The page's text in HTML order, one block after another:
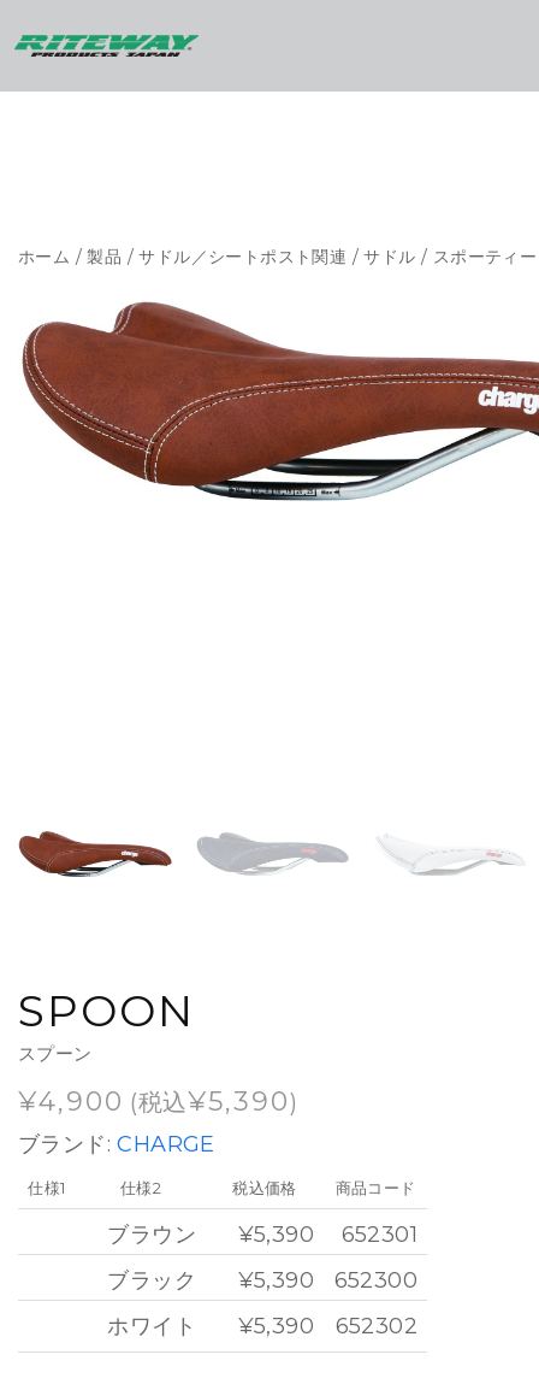
ホーム /製品 /サドル／シートポスト関連 /サドル / スポーティー
SPOON
スプーン
¥4,900 (税込¥5,390)
ブランド:CHARGE
仕様1 仕様2
ブラウン
ブラック
ホワイト
税込価格
¥5,390
¥5,390
¥5,390
商品コード
652301
652300
652302